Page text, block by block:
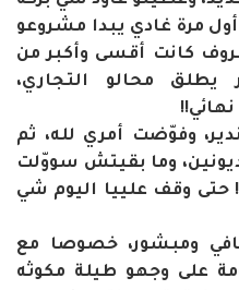
مرة غادي يبدا مشروعو
كانت أقسى وأكبر من
يطلق محالو التجاري،
وفوّضت أمري لله، ثم
وما بقيتش سووّلت
وقف علييا اليوم شي
ومبشور، خصوصا مع
على وجهو طيلة مكوثه